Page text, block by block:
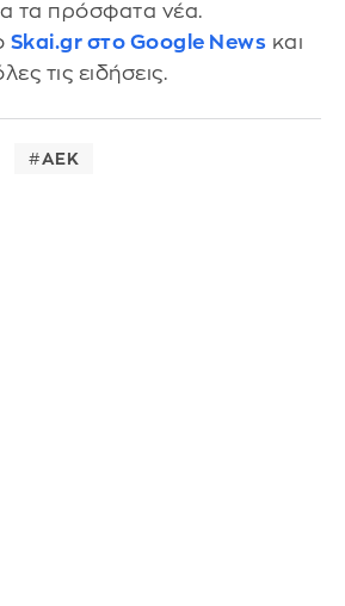
τα πρόσφατα νέα.
Skai.gr στο Google News και
τις ειδήσεις.
ΑΕΚ